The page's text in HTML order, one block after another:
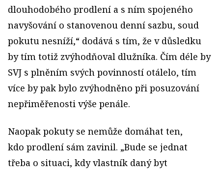
dlouhodobého prodlení a s ním spojeného
navyšování o stanovenou denní sazbu, soud
pokutu nesníží,“ dodává s tím, že v důsledku
by tím totiž zvýhodňoval dlužníka. Čím déle by
SVJ s plněním svých povinností otálelo, tím
více by pak bylo zvýhodněno při posuzování
nepřiměřenosti výše penále.
Naopak pokuty se nemůže domáhat ten,
kdo prodlení sám zavinil. „Bude se jednat
třeba o situaci, kdy vlastník daný byt